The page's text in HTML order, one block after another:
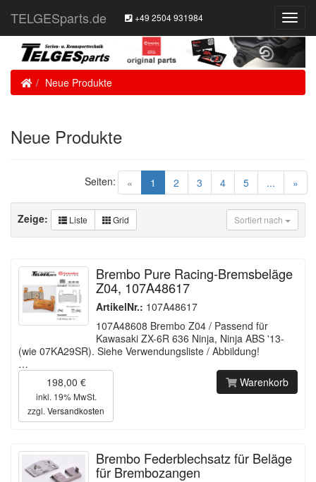
TELGESparts.de +49 2504 931984
HomeNeue Produkte
Neue Produkte
« 1 (current)
2 3 4 5 ... »
Seiten:
Sortiert nach
Zeige: Liste Grid
Brembo Pure Racing-Bremsbeläge
Z04, 107A48617
ArtikelNr.: 107A48617
107A48608 Brembo Z04 / Passend für
Kawasaki ZX-6R 636 Ninja, Ninja ABS '13-
(wie 07KA29SR). Siehe Verwendungsliste / Abbildung!
…
198,00 €
inkl. 19% MwSt.
zzgl. Versandkosten
Warenkorb
Brembo Federblechsatz für Beläge
für Brembozangen